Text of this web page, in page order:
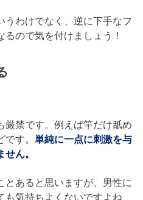
わけでなく、逆に下手なフ
ので気を付けましょう！
禁です。例えば竿だけ舐め
す。 単純に一点に刺激を与
ん。
とあると思いますが、男性に
も気持ちよくないですよね